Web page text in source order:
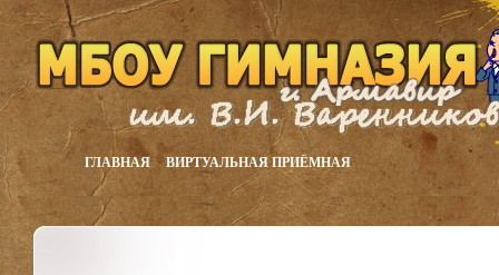
ГЛАВНАЯ ВИРТУАЛЬНАЯ ПРИЁМНАЯ